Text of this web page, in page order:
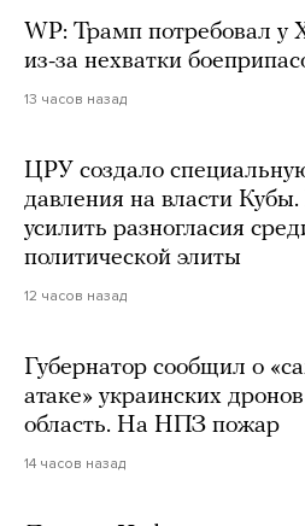
WP: Трамп потребовал у
из-за нехватки
13 часов назад
ЦРУ создало
давления на власти
усилить разногласия
политической элиты
12 часов назад
Губернатор сообщил о
атаке» украинских
область. На НПЗ пожар
14 часов назад